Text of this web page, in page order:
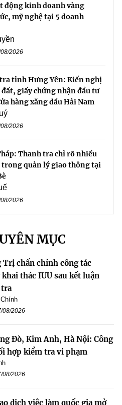
động kinh doanh vàng
mỹ nghệ tại 5 doanh
2026
tỉnh Hưng Yên: Kiến nghị
giấy chứng nhận đầu tư
hàng xăng dầu Hải Nam
2026
Thanh tra chỉ rõ nhiều
trong quản lý giao thông tại
2026
MỤC
Trị chấn chỉnh công tác
thác IUU sau kết luận
08/2026
Đò, Kim Anh, Hà Nội: Công
hợp kiểm tra vi phạm
08/2026
dịch việc làm quốc gia mở